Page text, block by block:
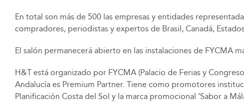
En total son más de 500 las empresas y entidades
compradores, periodistas y expertos de Brasil, Canadá,
El salón permanecerá abierto en las instalaciones de FYCMA
H&T está organizado por FYCMA (Palacio de Ferias y
Andalucía es Premium Partner. Tiene como promotores
Planificación Costa del Sol y la marca promocional ‘Sabor a